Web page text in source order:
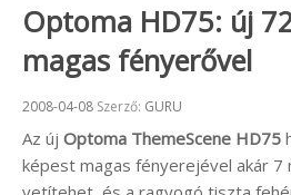
Optoma HD75: új
magas fényerővel
Beküldve:
2008-04-08 Szerző: GURU
Az új Optoma ThemeScene HD75
képest magas fényerejével akár